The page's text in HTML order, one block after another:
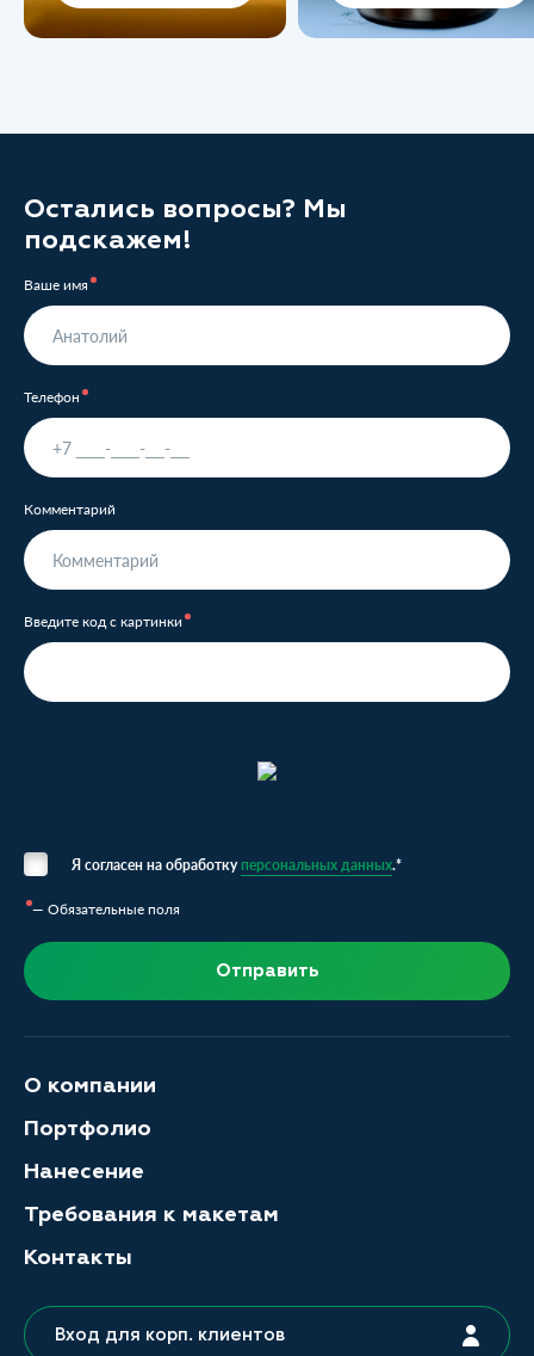
Остались вопросы? Мы
подскажем!
Ваше имя
Телефон
Комментарий
Введите код с картинки
Я согласен на обработкуперсональных данных.*
— Обязательные поля
Отправить
О компании
Портфолио
Нанесение
Требования к макетам
Контакты
Вход для корп. клиентов